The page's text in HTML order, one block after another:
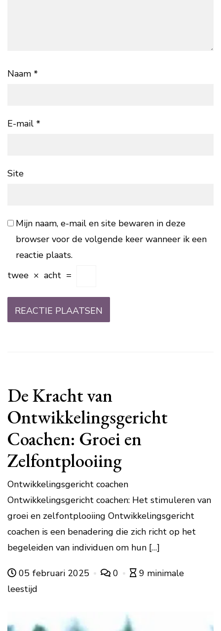
Naam *
E-mail *
Site
Mijn naam, e-mail en site bewaren in deze
browser voor de volgende keer wanneer ik een
reactie plaats.
twee × acht =
De Kracht van
Ontwikkelingsgericht
Coachen: Groei en
Zelfontplooiing
Ontwikkelingsgericht coachen
Ontwikkelingsgericht coachen: Het stimuleren van
groei en zelfontplooiing Ontwikkelingsgericht
coachen is een benadering die zich richt op het
begeleiden van individuen om hun […]
05 februari 2025 0
9 minimale
leestijd